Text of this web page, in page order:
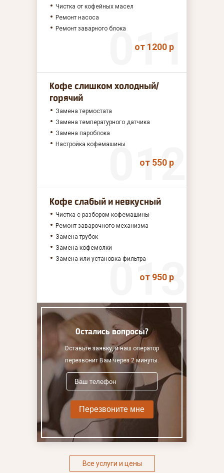
Чистка от кофейных масел
Ремонт насоса
Ремонт заварного блока
от 1200 р
Кофе слишком холодный/
горячий
Замена термостата
Замена температурного датчика
Замена пароблока
Настройка кофемашины
от 550 р
Кофе слабый и невкусный
Чистка с разбором кофемашины
Ремонт заварочного механизма
Замена трубок
Замена кофемолки
Замена или установка фильтра
от 950 р
Остались вопросы?
Оставьте заявку, и наш оператор
перезвонит Вам через 2 минуты.
Перезвоните мне
Все услуги и цены